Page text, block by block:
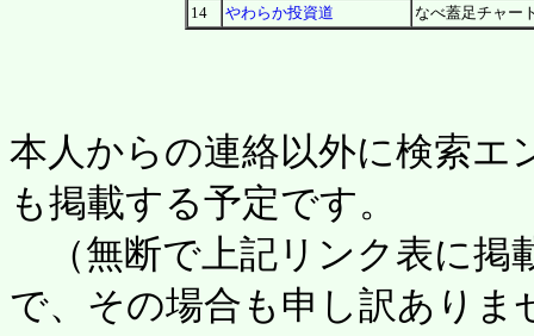
14
やわらか投資道 なべ蓋足チャー
本人からの連絡以外に検索エ
も掲載する予定です。
（無断で上記リンク表に掲
で、その場合も申し訳あり